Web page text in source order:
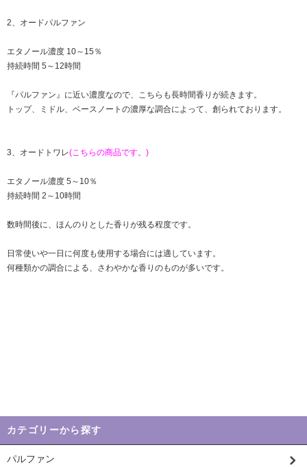
2、オードパルファン
エタノール濃度 10～15％
持続時間 5～12時間
『パルファン』に近い濃度なので、こちらも長時間香りが続きます。
トップ、ミドル、ベースノートの濃厚な調合によって、創られております。
3、オードトワレ(こちらの商品です。)
エタノール濃度 5～10％
持続時間 2～10時間
数時間後に、ほんのりとした香りが残る程度です。
日常使いや一日に何度も使用する場合には適しています。
何種類かの調合による、さわやかな香りのものが多いです。
カテゴリーから探す
パルファン